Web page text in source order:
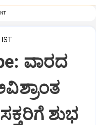
IST
ವಾರದ
ಶುಭ